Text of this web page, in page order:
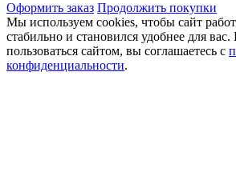
Оформить заказ Продолжить покупки
Мы используем cookies, чтобы сайт
стабильно и становился удобнее для
пользоваться сайтом, вы соглашаетесь с
конфиденциальности.